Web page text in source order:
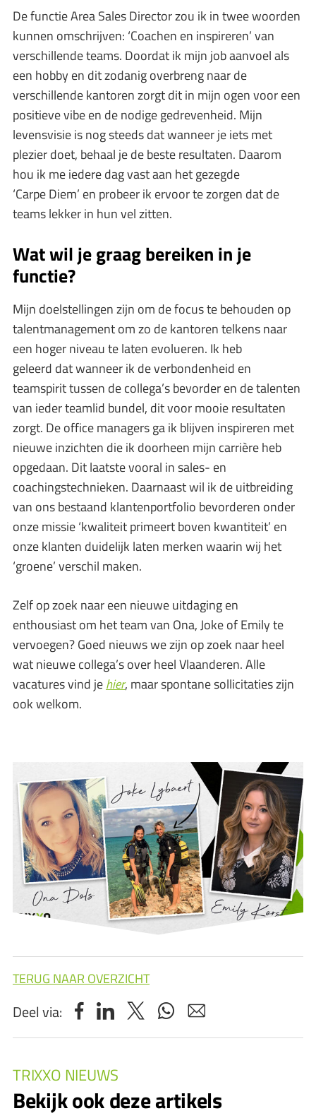
De functie Area Sales Director zou ik in twee woorden
kunnen omschrijven: ‘Coachen en inspireren’ van
verschillende teams. Doordat ik mijn job aanvoel als
een hobby en dit zodanig overbreng naar de
verschillende kantoren zorgt dit in mijn ogen voor een
positieve vibe en de nodige gedrevenheid. Mijn
levensvisie is nog steeds dat wanneer je iets met
plezier doet, behaal je de beste resultaten. Daarom
hou ik me iedere dag vast aan het gezegde
‘Carpe Diem’ en probeer ik ervoor te zorgen dat de
teams lekker in hun vel zitten.
Wat wil je graag bereiken in je
functie?
Mijn doelstellingen zijn om de focus te behouden op
talentmanagement om zo de kantoren telkens naar
een hoger niveau te laten evolueren. Ik heb
geleerd dat wanneer ik de verbondenheid en
teamspirit tussen de collega’s bevorder en de talenten
van ieder teamlid bundel, dit voor mooie resultaten
zorgt. De office managers ga ik blijven inspireren met
nieuwe inzichten die ik doorheen mijn carrière heb
opgedaan. Dit laatste vooral in sales- en
coachingstechnieken. Daarnaast wil ik de uitbreiding
van ons bestaand klantenportfolio bevorderen onder
onze missie ‘kwaliteit primeert boven kwantiteit’ en
onze klanten duidelijk laten merken waarin wij het
‘groene’ verschil maken.
Zelf op zoek naar een nieuwe uitdaging en
enthousiast om het team van Ona, Joke of Emily te
vervoegen? Goed nieuws we zijn op zoek naar heel
wat nieuwe collega’s over heel Vlaanderen. Alle
vacatures vind jehier, maar spontane sollicitaties zijn
ook welkom.
TERUG NAAR OVERZICHT
Deel via:
TRIXXO NIEUWS
Bekijk ook deze artikels